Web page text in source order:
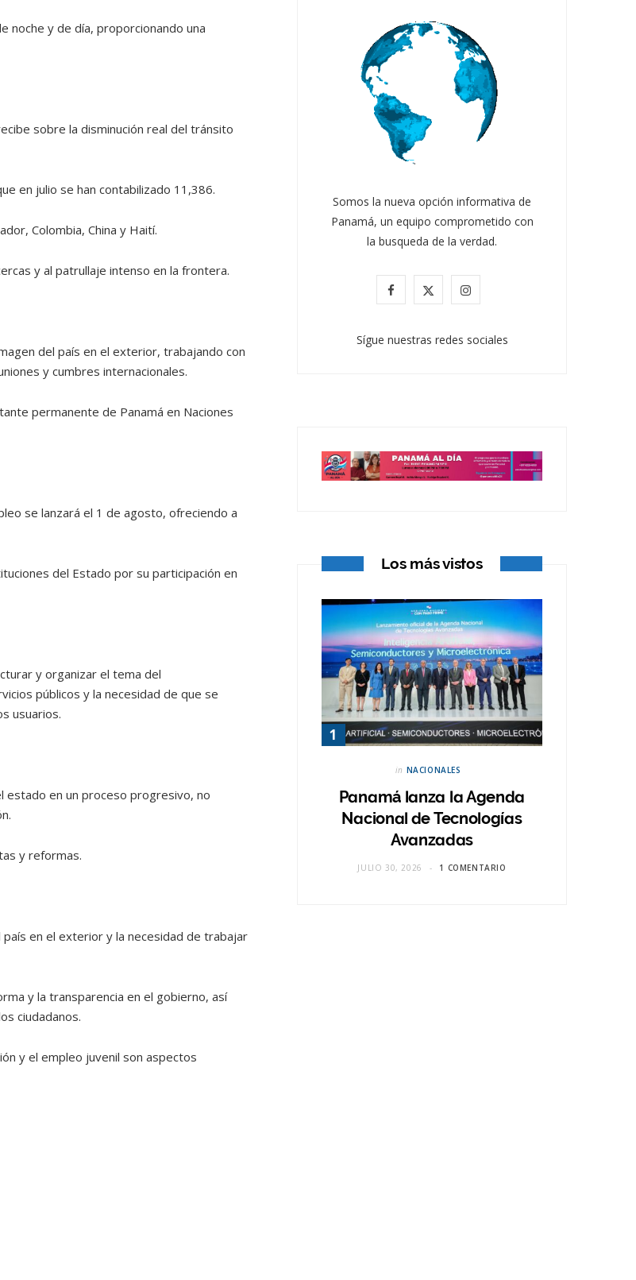
noche y de día, proporcionando una
sobre la disminución real del tránsito
en julio se han contabilizado 11,386.
Colombia, China y Haití.
y al patrullaje intenso en la frontera.
del país en el exterior, trabajando con
y cumbres internacionales.
permanente de Panamá en Naciones
se lanzará el 1 de agosto, ofreciendo a
del Estado por su participación en
y organizar el tema del
públicos y la necesidad de que se
usuarios.
estado en un proceso progresivo, no
y reformas.
en el exterior y la necesidad de trabajar
y la transparencia en el gobierno, así
ciudadanos.
y el empleo juvenil son aspectos
Somos la nueva opción informativa de
Panamá, un equipo comprometido con
la busqueda de la verdad.
F
c
o
T
t
I
s
r
Sígue nuestras redes sociales
Los más vistos
in NACIONALES
Panamá lanza la Agenda
Nacional de Tecnologías
Avanzadas
JULIO 30, 2026 1 COMENTARIO